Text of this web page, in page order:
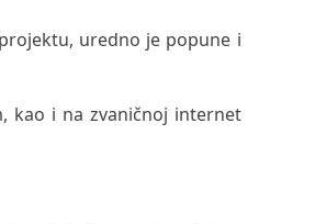
uredno je popune i
kao i na zvaničnoj internet